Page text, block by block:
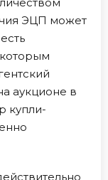
ЭЦП может
аукционе в
купли-